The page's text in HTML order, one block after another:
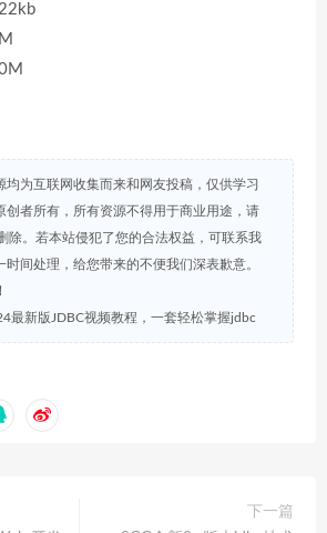
均为互联网收集而来和网友投稿，仅供学习
创者所有，所有资源不得用于商业用途，请
除。若本站侵犯了您的合法权益，可联系我
时间处理，给您带来的不便我们深表歉意。
最新版JDBC视频教程，一套轻松掌握jdbc
下一篇